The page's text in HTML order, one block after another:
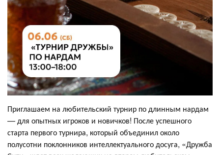
Приглашаем на любительский турнир по длинным нардам
— для опытных игроков и новичков! После успешного
старта первого турнира, который объединил около
полусотни поклонников интеллектуального досуга, «Дружба